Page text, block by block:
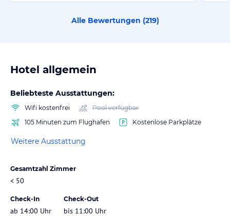
Alle Bewertungen (219)
Hotel allgemein
Beliebteste Ausstattungen:
Wifi kostenfrei
Pool verfügbar
105 Minuten zum Flughafen
Kostenlose Parkplätze
Weitere Ausstattung
Gesamtzahl Zimmer
< 50
Check-In
ab 14:00 Uhr
Check-Out
bis 11:00 Uhr